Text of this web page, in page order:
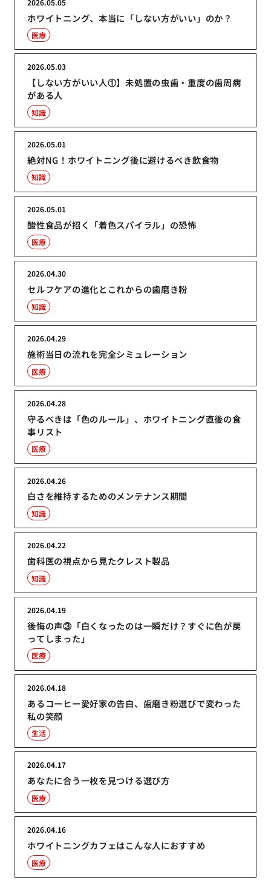
ホワイトニング、本当に「しない方がいい」のか？
医療
【しない方がいい人①】未処置の虫歯・重度の歯周病
がある人
2026.05.03
知識
絶対NG！ホワイトニング後に避けるべき飲食物
2026.05.01
知識
酸性食品が招く「着色スパイラル」の恐怖
2026.05.01
医療
セルフケアの進化とこれからの歯磨き粉
2026.04.30
知識
施術当日の流れを完全シミュレーション
2026.04.29
医療
守るべきは「色のルール」、ホワイトニング直後の食
事リスト
2026.04.28
医療
白さを維持するためのメンテナンス期間
2026.04.26
知識
歯科医の視点から見たクレスト製品
2026.04.22
知識
後悔の声③「白くなったのは一瞬だけ？すぐに色が戻
ってしまった」
2026.04.19
医療
あるコーヒー愛好家の告白、歯磨き粉選びで変わった
私の笑顔
2026.04.18
生活
あなたに合う一枚を見つける選び方
2026.04.17
医療
ホワイトニングカフェはこんな人におすすめ
2026.04.16
医療